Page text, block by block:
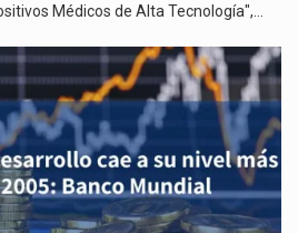
Médicos de Alta Tecnología",…